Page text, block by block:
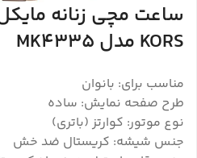
KORS مدل MK4335
مناسب برای: بانوان
طرح صفحه نمایش: ساده
نوع موتور: کوارتز (باتری)
جنس شیشه: کریستال ضد خش